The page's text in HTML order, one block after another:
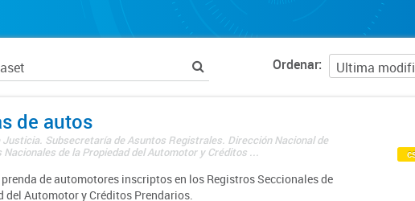
Ordenar
de autos
Subsecretaría de Asuntos Registrales. Dirección Nacional de
de la Propiedad del Automotor y Créditos ...
de automotores inscriptos en los Registros Seccionales de
del Automotor y Créditos Prendarios.